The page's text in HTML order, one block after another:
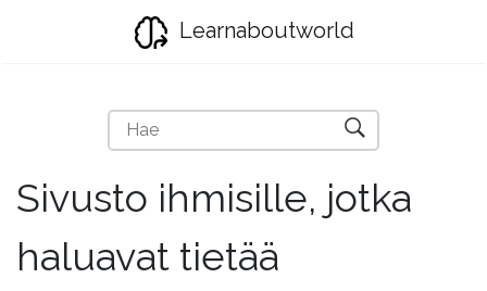
Learnaboutworld
Sivusto ihmisille, jotka
haluavat tietää